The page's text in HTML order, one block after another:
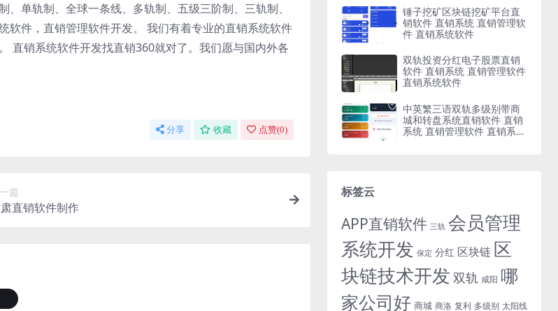
单轨制、全球一条线、多轨制、五级三阶制、三轨制、
软件，直销管理软件开发。 我们有着专业的直销系统软件
直销系统软件开发找直销360就对了。我们愿与国内外各
分享 收藏 点赞(0)
篇
直销软件制作
锤子挖矿区块链挖矿平台直
销软件 直销系统 直销管理软
件 直销系统软件
双轨投资分红电子股票直销
软件 直销系统 直销管理软件
直销系统软件
中英繁三语双轨多级别带商
城和转盘系统直销软件 直销
系统 直销管理软件 直销系统
标签云
APP直销软件 三轨 会员管理
系统开发 保定 分红 区块链 区
块链技术开发 双轨 咸阳 哪
家公司好 商城 商洛 复利 多级别 太阳线